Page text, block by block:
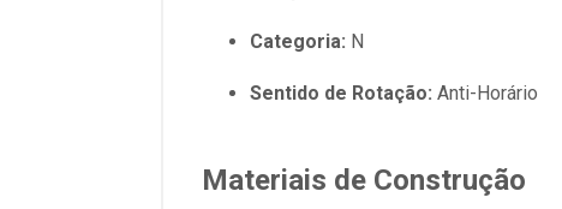
Categoria: N
Sentido de Rotação: Anti-Horário
Materiais de Construção